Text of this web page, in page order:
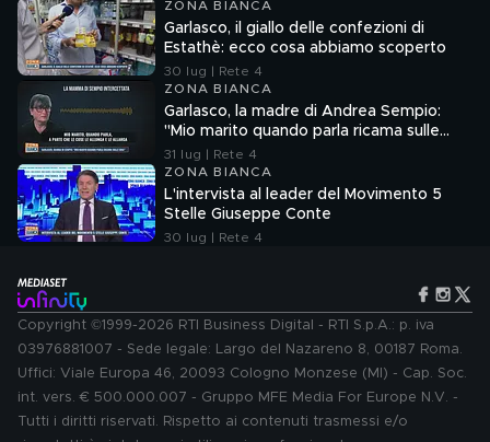
ZONA BIANCA
Garlasco, il giallo delle confezioni di
Estathè: ecco cosa abbiamo scoperto
30 lug | Rete 4
ZONA BIANCA
Garlasco, la madre di Andrea Sempio:
"Mio marito quando parla ricama sulle
cose"
31 lug | Rete 4
ZONA BIANCA
L'intervista al leader del Movimento 5
Stelle Giuseppe Conte
30 lug | Rete 4
Copyright ©1999-2026 RTI Business Digital - RTI S.p.A.: p. iva
03976881007 - Sede legale: Largo del Nazareno 8, 00187 Roma.
Uffici: Viale Europa 46, 20093 Cologno Monzese (MI) - Cap. Soc.
int. vers. € 500.000.007 - Gruppo MFE Media For Europe N.V. -
Tutti i diritti riservati. Rispetto ai contenuti trasmessi e/o